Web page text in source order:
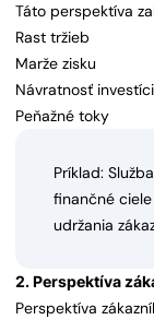
Táto perspektíva
Rast tržieb
Marže zisku
Návratnosť
Peňažné toky
Príklad:
finančné
udržania
2. Perspektíva
Perspektíva